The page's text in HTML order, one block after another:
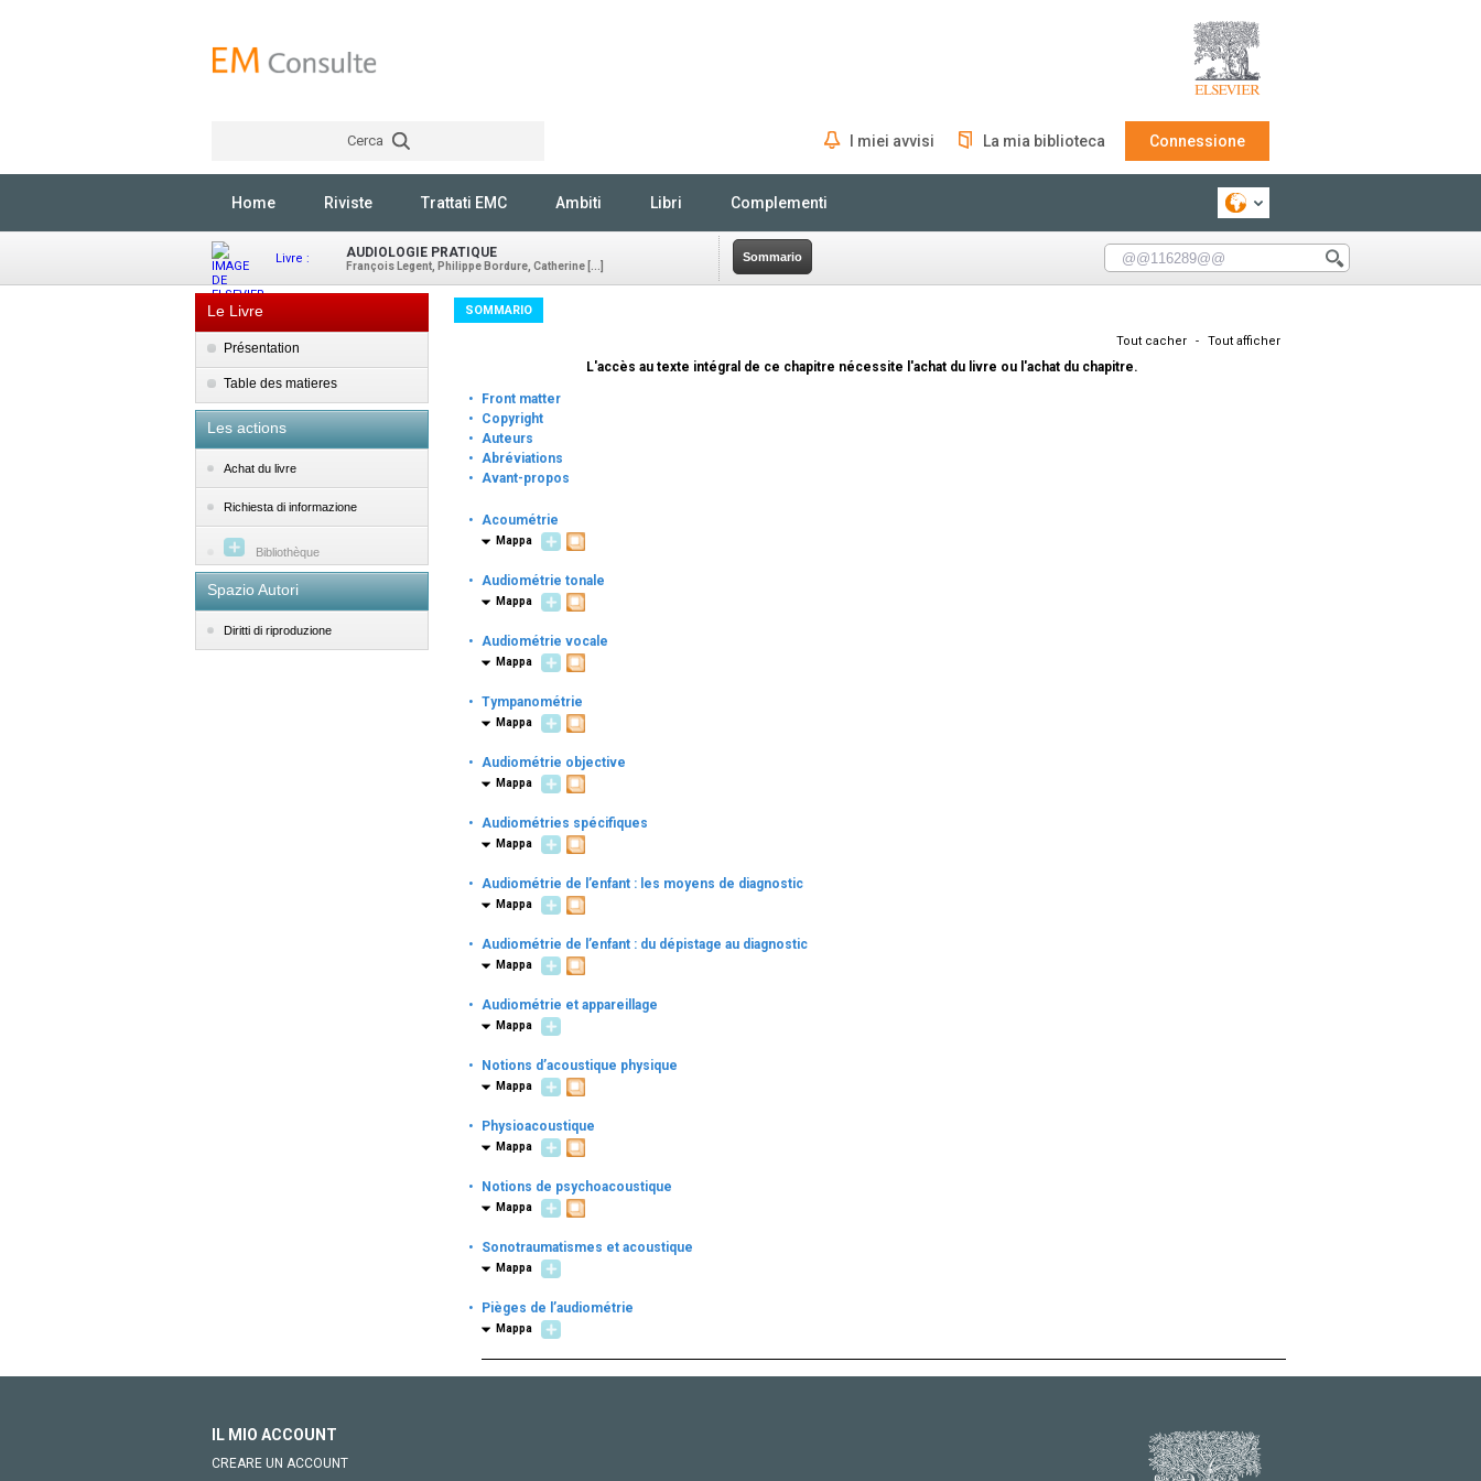
Cerca I miei avvisi La mia biblioteca Connessione
Home Riviste Trattati EMC Ambiti Libri Complementi
Livre : AUDIOLOGIE PRATIQUE
François Legent, Philippe Bordure, Catherine [...]
Sommario
Le Livre
Présentation
Table des matieres
Les actions
Achat du livre
Richiesta di informazione
Bibliothèque
Spazio Autori
Diritti di riproduzione
SOMMARIO
Tout cacher - Tout afficher
L'accès au texte intégral de ce chapitre nécessite l'achat du livre ou l'achat du chapitre.
· Front matter
· Copyright
· Auteurs
· Abréviations
· Avant-propos
· Acoumétrie
Mappa
· Audiométrie tonale
Mappa
· Audiométrie vocale
Mappa
· Tympanométrie
Mappa
· Audiométrie objective
Mappa
· Audiométries spécifiques
Mappa
· Audiométrie de l’enfant : les moyens de diagnostic
Mappa
· Audiométrie de l’enfant : du dépistage au diagnostic
Mappa
· Audiométrie et appareillage
Mappa
· Notions d’acoustique physique
Mappa
· Physioacoustique
Mappa
· Notions de psychoacoustique
Mappa
· Sonotraumatismes et acoustique
Mappa
· Pièges de l’audiométrie
Mappa
IL MIO ACCOUNT
CREARE UN ACCOUNT